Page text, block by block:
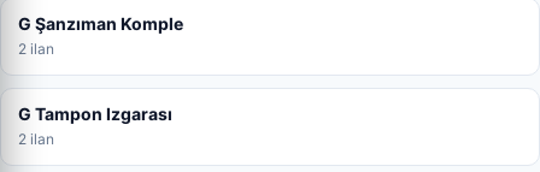
G Şanzıman Komple
2 ilan
G Tampon Izgarası
2 ilan